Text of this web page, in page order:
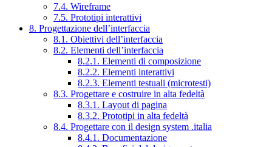
7.4. Wireframe
7.5. Prototipi interattivi
8. Progettazione dell’interfaccia
8.1. Obiettivi dell’interfaccia
8.2. Elementi dell’interfaccia
8.2.1. Elementi di composizione
8.2.2. Elementi interattivi
8.2.3. Elementi testuali (microtesti)
8.3. Progettare e costruire in alta fedeltà
8.3.1. Layout di pagina
8.3.2. Prototipi in alta fedeltà
8.4. Progettare con il design system .italia
8.4.1. Documentazione